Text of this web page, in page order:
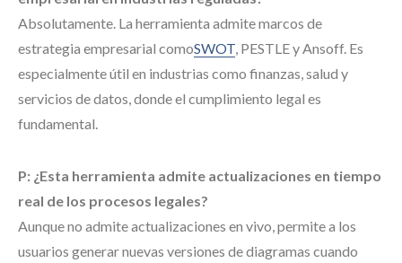
Absolutamente. La herramienta admite marcos de
estrategia empresarial comoSWOT, PESTLE y Ansoff. Es
especialmente útil en industrias como finanzas, salud y
servicios de datos, donde el cumplimiento legal es
fundamental.
P: ¿Esta herramienta admite actualizaciones en tiempo
real de los procesos legales?
Aunque no admite actualizaciones en vivo, permite a los
usuarios generar nuevas versiones de diagramas cuando